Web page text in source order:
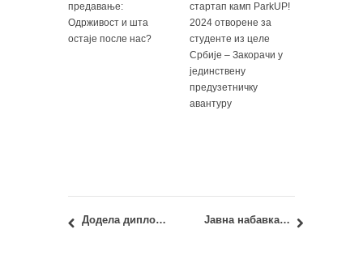
предавање:
Одрживост и шта
остаје после нас?
стартап камп ParkUP!
2024 отворене за
студенте из целе
Србије – Закорачи у
јединствену
предузетничку
авантуру
Додела диплома у октобру 2014. за генерацију уписану на Основне академске студије 2008/09 Јавна набавка бр. 11/2014: јавна набавка мале вредности – административни материјал